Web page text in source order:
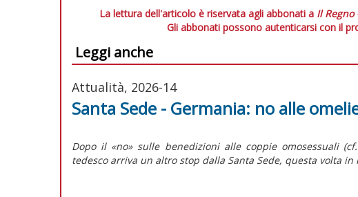
La lettura dell'articolo è riservata agli abbonati a Il
Gli abbonati possono autenticarsi con il
Leggi anche
Attualità, 2026-14
Santa Sede - Germania: no alle
Dopo il «no» sulle benedizioni alle coppie omosessuali (cf.
tedesco arriva un altro stop dalla Santa Sede, questa volta